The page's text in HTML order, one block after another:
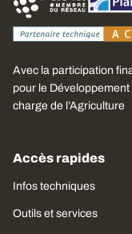
Avec la participation
pour le
charge de l’Agriculture
Accès rapides
Infos techniques
Outils et services